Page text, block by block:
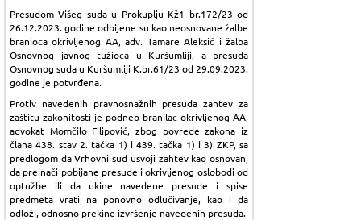
Presudom Višeg suda u Prokuplju Kž1 br.172/23 od
26.12.2023. godine odbijene su kao neosnovane žalbe
branioca okrivljenog AA, adv. Tamare Aleksić i žalba
Osnovnog javnog tužioca u Kuršumliji, a presuda
Osnovnog suda u Kuršumliji K.br.61/23 od 29.09.2023.
godine je potvrđena.
Protiv navedenih pravnosnažnih presuda zahtev za
zaštitu zakonitosti je podneo branilac okrivljenog AA,
advokat Momčilo Filipović, zbog povrede zakona iz
člana 438. stav 2. tačka 1) i 439. tačka 1) i 3) ZKP, sa
predlogom da Vrhovni sud usvoji zahtev kao osnovan,
da preinači pobijane presude i okrivljenog oslobodi od
optužbe ili da ukine navedene presude i spise
predmeta vrati na ponovno odlučivanje, kao i da
odloži, odnosno prekine izvršenje navedenih presuda.